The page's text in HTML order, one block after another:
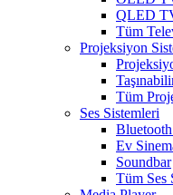
QLED
Tüm
Projeksiyon
Tüm
Ses Sistemleri
Ev
Soundbar
Tüm Ses